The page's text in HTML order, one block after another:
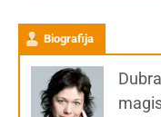
Biografija